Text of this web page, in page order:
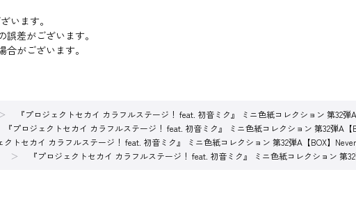
います。
差がございます。
がございます。
『プロジェクトセカイ カラフルステージ！ feat. 初音ミク』 ミニ色紙コレクション 第32弾
『プロジェクトセカイ カラフルステージ！ feat. 初音ミク』 ミニ色紙コレクション 第32弾A【
クトセカイ カラフルステージ！ feat. 初音ミク』 ミニ色紙コレクション 第32弾A【BOX】Never
『プロジェクトセカイ カラフルステージ！ feat. 初音ミク』 ミニ色紙コレクション 第